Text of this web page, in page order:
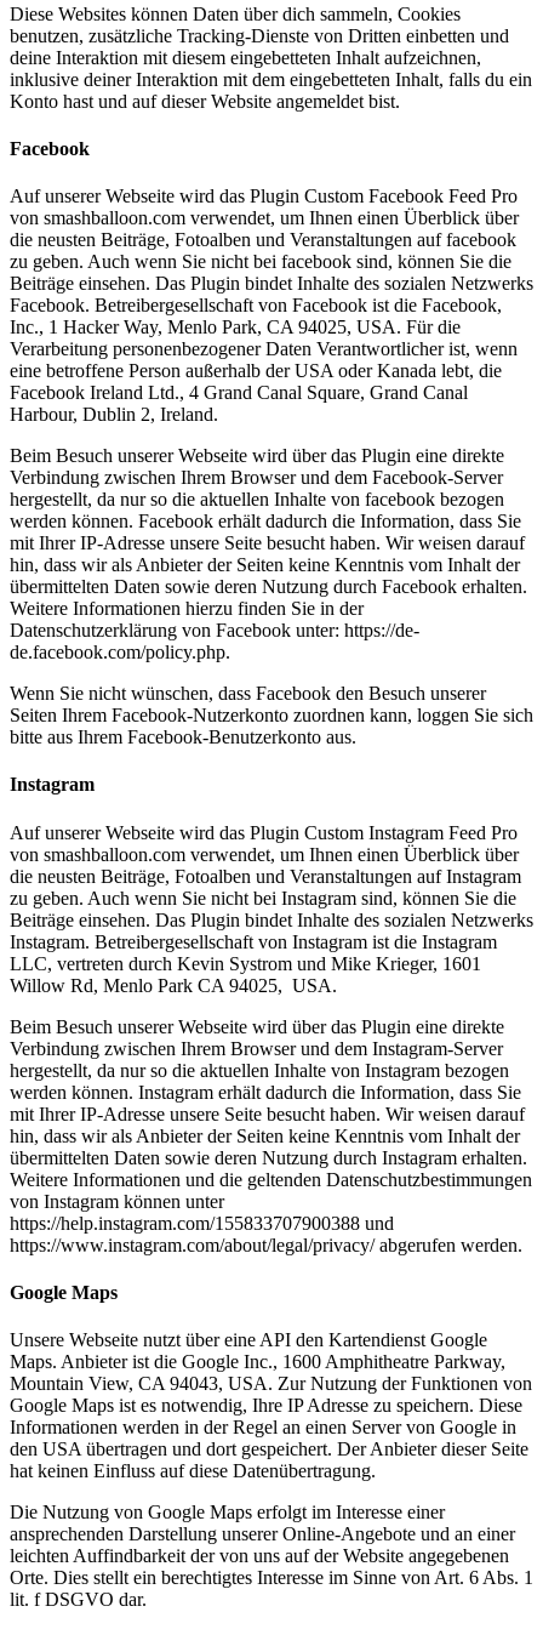
Diese Websites können Daten über dich sammeln, Cookies
benutzen, zusätzliche Tracking-Dienste von Dritten einbetten und
deine Interaktion mit diesem eingebetteten Inhalt aufzeichnen,
inklusive deiner Interaktion mit dem eingebetteten Inhalt, falls du ein
Konto hast und auf dieser Website angemeldet bist.
Facebook
Auf unserer Webseite wird das Plugin Custom Facebook Feed Pro
von smashballoon.com verwendet, um Ihnen einen Überblick über
die neusten Beiträge, Fotoalben und Veranstaltungen auf facebook
zu geben. Auch wenn Sie nicht bei facebook sind, können Sie die
Beiträge einsehen. Das Plugin bindet Inhalte des sozialen Netzwerks
Facebook. Betreibergesellschaft von Facebook ist die Facebook,
Inc., 1 Hacker Way, Menlo Park, CA 94025, USA. Für die
Verarbeitung personenbezogener Daten Verantwortlicher ist, wenn
eine betroffene Person außerhalb der USA oder Kanada lebt, die
Facebook Ireland Ltd., 4 Grand Canal Square, Grand Canal
Harbour, Dublin 2, Ireland.
Beim Besuch unserer Webseite wird über das Plugin eine direkte
Verbindung zwischen Ihrem Browser und dem Facebook-Server
hergestellt, da nur so die aktuellen Inhalte von facebook bezogen
werden können. Facebook erhält dadurch die Information, dass Sie
mit Ihrer IP-Adresse unsere Seite besucht haben. Wir weisen darauf
hin, dass wir als Anbieter der Seiten keine Kenntnis vom Inhalt der
übermittelten Daten sowie deren Nutzung durch Facebook erhalten.
Weitere Informationen hierzu finden Sie in der
Datenschutzerklärung von Facebook unter: https://de-
de.facebook.com/policy.php.
Wenn Sie nicht wünschen, dass Facebook den Besuch unserer
Seiten Ihrem Facebook-Nutzerkonto zuordnen kann, loggen Sie sich
bitte aus Ihrem Facebook-Benutzerkonto aus.
Instagram
Auf unserer Webseite wird das Plugin Custom Instagram Feed Pro
von smashballoon.com verwendet, um Ihnen einen Überblick über
die neusten Beiträge, Fotoalben und Veranstaltungen auf Instagram
zu geben. Auch wenn Sie nicht bei Instagram sind, können Sie die
Beiträge einsehen. Das Plugin bindet Inhalte des sozialen Netzwerks
Instagram. Betreibergesellschaft von Instagram ist die Instagram
LLC, vertreten durch Kevin Systrom und Mike Krieger, 1601
Willow Rd, Menlo Park CA 94025, USA.
Beim Besuch unserer Webseite wird über das Plugin eine direkte
Verbindung zwischen Ihrem Browser und dem Instagram-Server
hergestellt, da nur so die aktuellen Inhalte von Instagram bezogen
werden können. Instagram erhält dadurch die Information, dass Sie
mit Ihrer IP-Adresse unsere Seite besucht haben. Wir weisen darauf
hin, dass wir als Anbieter der Seiten keine Kenntnis vom Inhalt der
übermittelten Daten sowie deren Nutzung durch Instagram erhalten.
Weitere Informationen und die geltenden Datenschutzbestimmungen
von Instagram können unter
https://help.instagram.com/155833707900388 und
https://www.instagram.com/about/legal/privacy/ abgerufen werden.
Google Maps
Unsere Webseite nutzt über eine API den Kartendienst Google
Maps. Anbieter ist die Google Inc., 1600 Amphitheatre Parkway,
Mountain View, CA 94043, USA. Zur Nutzung der Funktionen von
Google Maps ist es notwendig, Ihre IP Adresse zu speichern. Diese
Informationen werden in der Regel an einen Server von Google in
den USA übertragen und dort gespeichert. Der Anbieter dieser Seite
hat keinen Einfluss auf diese Datenübertragung.
Die Nutzung von Google Maps erfolgt im Interesse einer
ansprechenden Darstellung unserer Online-Angebote und an einer
leichten Auffindbarkeit der von uns auf der Website angegebenen
Orte. Dies stellt ein berechtigtes Interesse im Sinne von Art. 6 Abs. 1
lit. f DSGVO dar.